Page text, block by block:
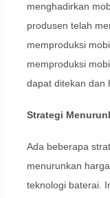
menghadirkan
produsen telah
memproduksi
memproduksi
dapat ditekan dan
Strategi
Ada beberapa
menurunkan
teknologi baterai.